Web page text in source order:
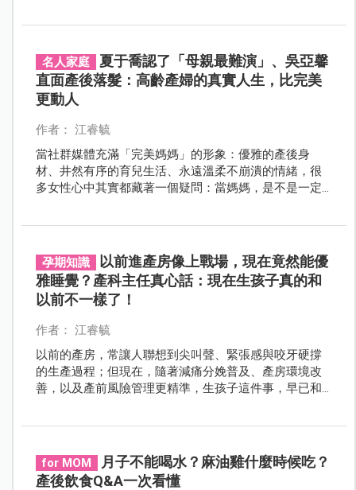
面臨較高的風險，而讓身心承受更大的壓力。
名人家庭
夏于喬認了「母親最難演」、吳亞馨
直面產後落髮：高齡產婦的真實人生，比完美
更動人
作者： 江睿毓
當社群媒體充滿「完美媽媽」的形象：優雅的產後身
材、井然有序的育兒生活、永遠溫柔不崩潰的情緒，很
多女性心中其實都藏著一個疑問：當媽媽，是不是一定
孕期知識
以前進產房像上戰場，現在竟然能優
雅睡覺？產科主任真心話：現在生孩子真的和
以前不一樣了！
作者： 江睿毓
以前的產房，常讓人聯想到尖叫聲、緊張感與咬牙硬撐
的生產過程；但現在，隨著減痛分娩普及、產房環境改
善，以及產前風險管理更精準，生孩子這件事，早已和
for MOM
月子不能喝水？麻油雞什麼時候吃？
產後飲食Q&A一次看懂